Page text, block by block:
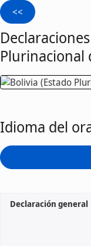
Plurinacional
Idioma del
Declaración general